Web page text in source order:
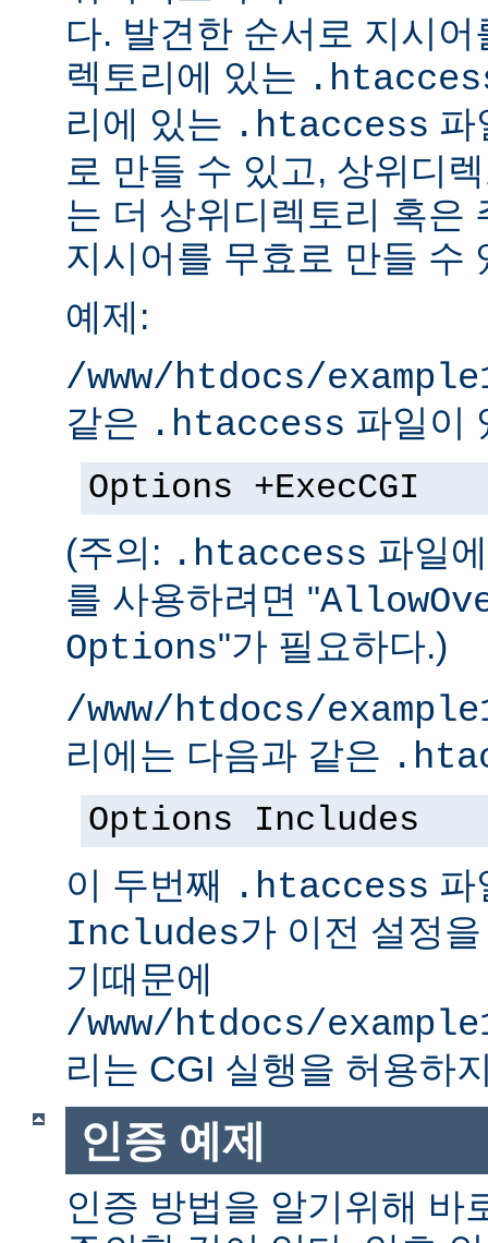
다. 발견한 순서로 지시
렉토리에 있는
리에 있는 .htaccess 파
로 만들 수 있고, 상위디
는 더 상위디렉토리 혹은
지시어를 무효로 만들 수
예제:
/www/htdocs/
같은 .htaccess 파일이
Options +ExecCGI
(주의: .htaccess 파일
를 사용하려면 "
Options"가 필요하다.)
/www/htdocs/
리에는 다음과 같은
Options Includes
이 두번째 .htaccess
Includes가 이전 설정
기때문에
/www/htdocs/
리는 CGI 실행을 허용하
인증 예제
인증 방법을 알기위해 바